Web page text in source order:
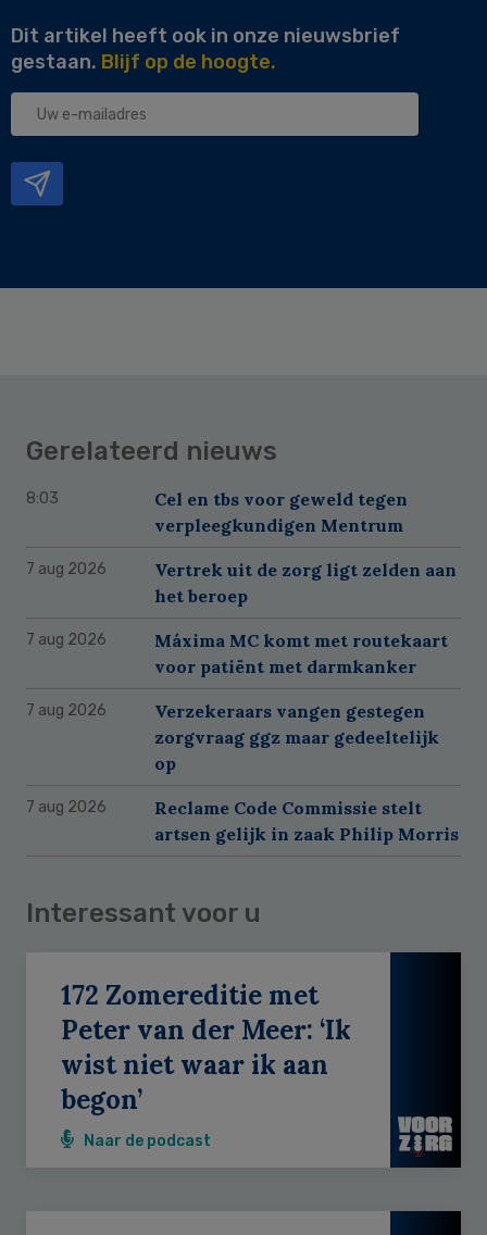
Dit artikel heeft ook in onze nieuwsbrief
gestaan. Blijf op de hoogte.
Uw
Gerelateerd nieuws
8:03
Cel en tbs voor geweld tegen
verpleegkundigen Mentrum
7 aug 2026
Vertrek uit de zorg ligt zelden aan
het beroep
7 aug 2026
Máxima MC komt met routekaart
voor patiënt met darmkanker
7 aug 2026
Verzekeraars vangen gestegen
zorgvraag ggz maar gedeeltelijk
op
7 aug 2026
Reclame Code Commissie stelt
artsen gelijk in zaak Philip Morris
Interessant voor u
172 Zomereditie met
Peter van der Meer: ‘Ik
wist niet waar ik aan
begon’
Naar de podcast